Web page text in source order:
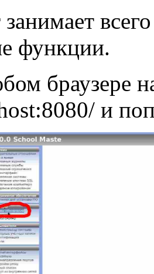
функции.
браузере
и